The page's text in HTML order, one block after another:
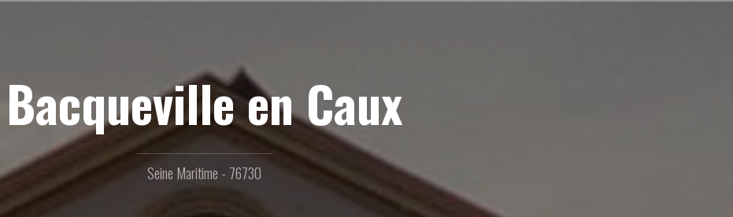
Bacqueville en Caux
Seine Maritime - 76730